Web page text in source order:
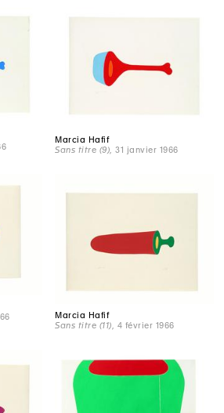
Marcia Hafif
Sans titre (9) , 31 janvier 1966
Marcia Hafif
Sans titre (11) , 4 février 1966